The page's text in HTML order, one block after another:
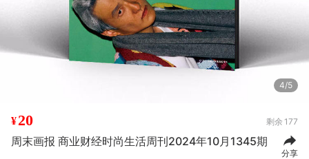
4/5
¥20 剩余 177
周末画报 商业财经时尚生活周刊2024年10月1345期
分享